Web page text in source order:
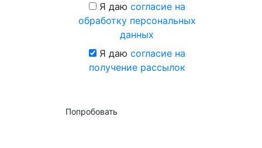
Я даю согласие на
обработку персональных
данных
Я даю согласие на
получение рассылок
Попробовать